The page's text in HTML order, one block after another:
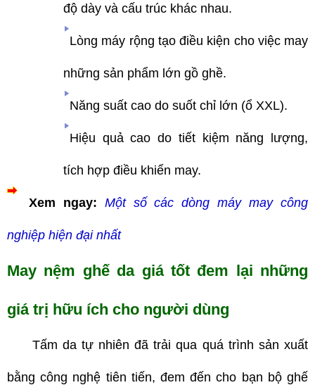
độ dày và cấu trúc khác nhau.
Lòng máy rộng tạo điều kiện cho việc may
những sản phẩm lớn gồ ghề.
Năng suất cao do suốt chỉ lớn (ổ XXL).
Hiệu quả cao do tiết kiệm năng lượng,
tích hợp điều khiển may.
Xem ngay: Một số các dòng máy may công
nghiệp hiện đại nhất
May nệm ghế da giá tốt đem lại những
giá trị hữu ích cho người dùng
Tấm da tự nhiên đã trải qua quá trình sản xuất
bằng công nghệ tiên tiến, đem đến cho bạn bộ ghế